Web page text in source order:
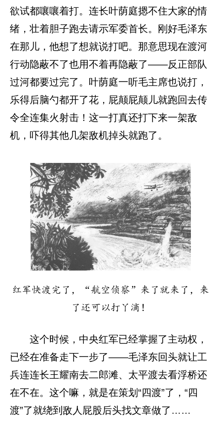
欲试都嚷嚷着打。连长叶荫庭摁不住大家的情
绪，壮着胆子跑去请示军委首长。刚好毛泽东
在那儿，他想了想就说打吧。那意思现在渡河
行动隐蔽不了也用不着再隐蔽了——反正部队
过河都要过完了。叶荫庭一听毛主席也说打，
乐得后脑勺都开了花，屁颠屁颠儿就跑回去传
令全连集火射击！这一打真还打下来一架敌
机，吓得其他几架敌机掉头就跑了。
红军快渡完了，“航空侦察”来了就来了，来
了还可以打丫滴！
这个时候，中央红军已经掌握了主动权，
已经在准备走下一步了——毛泽东回头就让工
兵连连长王耀南去二郎滩、太平渡去看浮桥还
在不在。这个嘛，就是在策划“四渡”了，“四
渡”了就绕到敌人屁股后头找文章做了……